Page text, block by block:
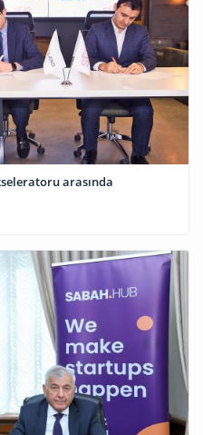
arasında